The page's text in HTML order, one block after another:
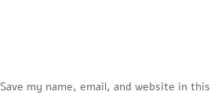
Save my name, email, and website in